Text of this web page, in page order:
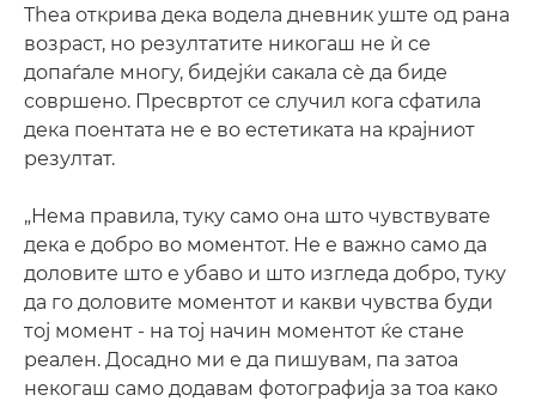
Thea открива дека водела дневник уште од рана
возраст, но резултатите никогаш не ѝ се
допаѓале многу, бидејќи сакала сè да биде
совршено. Пресвртот се случил кога сфатила
дека поентата не е во естетиката на крајниот
резултат.
„Нема правила, туку само она што чувствувате
дека е добро во моментот. Не е важно само да
доловите што е убаво и што изгледа добро, туку
да го доловите моментот и какви чувства буди
тој момент - на тој начин моментот ќе стане
реален. Досадно ми е да пишувам, па затоа
некогаш само додавам фотографија за тоа како